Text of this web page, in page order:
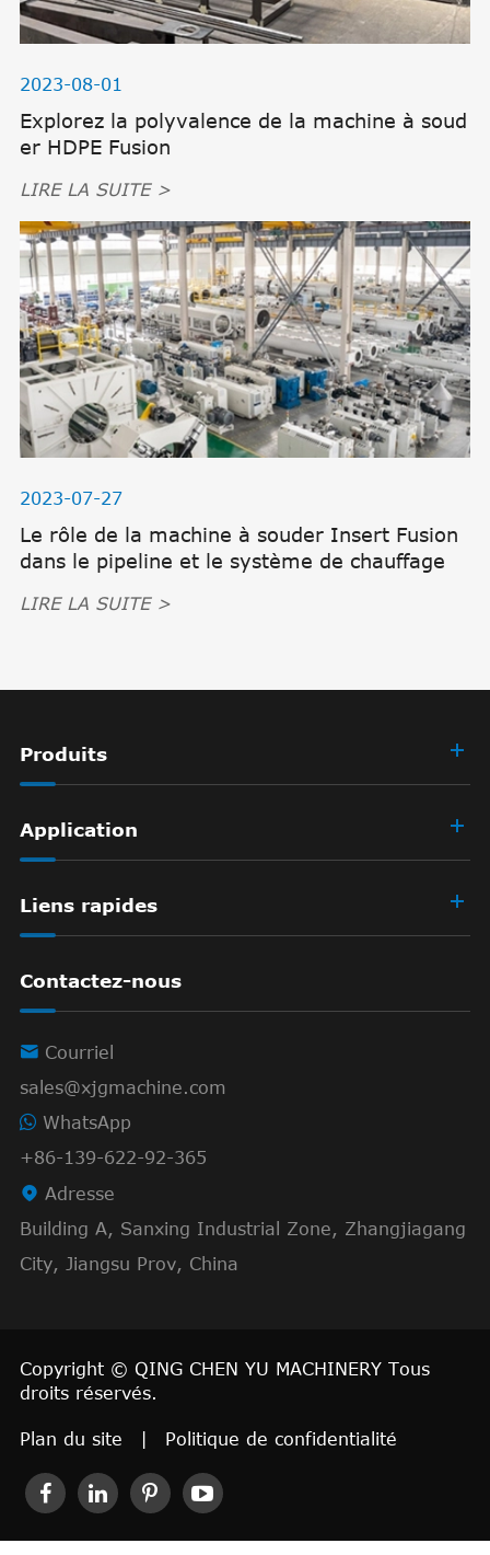
2023-08-01
Explorez la polyvalence de la machine à soud
er HDPE Fusion
LIRE LA SUITE >
2023-07-27
Le rôle de la machine à souder Insert Fusion
dans le pipeline et le système de chauffage
LIRE LA SUITE >
Produits
Application
Liens rapides
Contactez-nous
 Courriel
sales@xjgmachine.com
WhatsApp
+86-139-622-92-365
 Adresse
Building A, Sanxing Industrial Zone, Zhangjiagang
City, Jiangsu Prov, China
Copyright © QING CHEN YU MACHINERY Tous
droits réservés.
Plan du site Politique de confidentialité